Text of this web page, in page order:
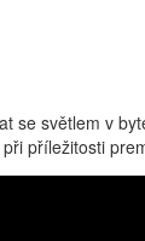
se světlem v
příležitosti